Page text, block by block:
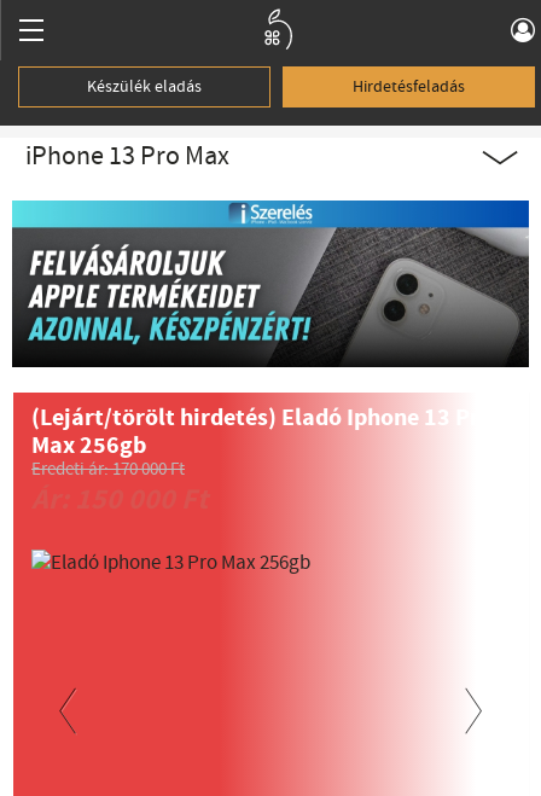
Készülék eladás Hirdetésfeladás
iPhone 13 Pro Max
(Lejárt/törölt hirdetés) Eladó Iphone 13 Pro
Max 256gb
Eredeti ár: 170 000 Ft